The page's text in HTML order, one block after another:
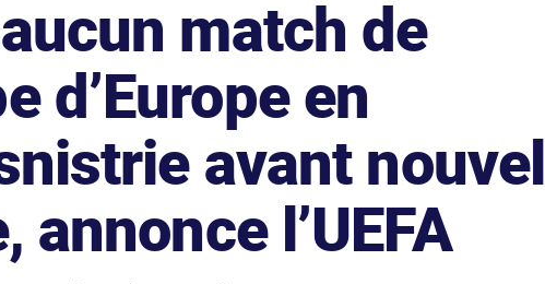
match de
d’Europe en
avant nouvel
annonce l’UEFA